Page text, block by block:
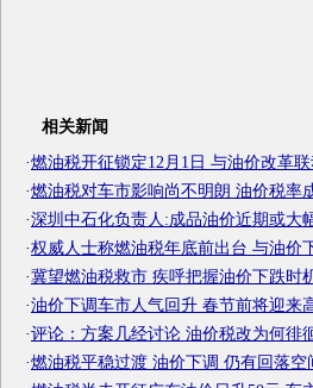
相关新闻
·燃油税开征锁定12月1日 与油价改革联
·燃油税对车市影响尚不明朗 油价税率
·深圳中石化负责人:成品油价近期或大
·权威人士称燃油税年底前出台 与油价
·冀望燃油税救市 疾呼把握油价下跌时
·油价下调车市人气回升 春节前将迎来
·评论：方案几经讨论 油价税改为何徘
·燃油税平稳过渡 油价下调 仍有回落空